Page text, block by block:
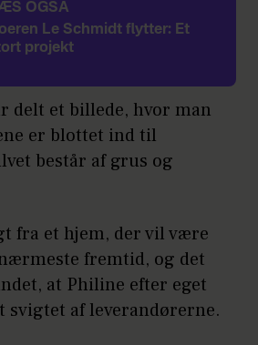
OGSÅ
Le Schmidt flytter: Et
projekt
delt et billede, hvor man
er blottet ind til
består af grus og
fra et hjem, der vil være
fremtid, og det
at Philine efter eget
svigtet af leverandørerne.